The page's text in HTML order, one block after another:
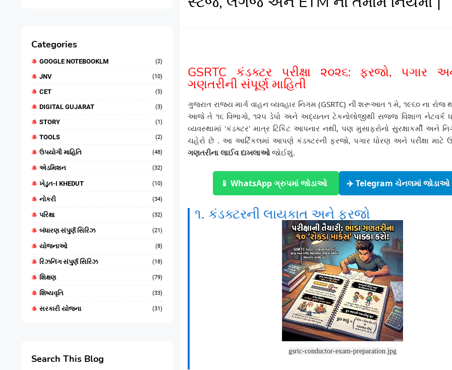
Categories
GOOGLE NOTEBOOKLM (2)
JNV (10)
CET (5)
DIGITAL GUJARAT (3)
STORY (1)
TOOLS (2)
ઉપયોગી માહિતિ (48)
એડમિશન (32)
ખેડુત-I KHEDUT (10)
નોકરી (34)
પરિક્ષા (32)
બંધારણ સંપુર્ણ સિરિઝ (21)
યોજનાઓ (8)
રિઝનિંગ સંપુર્ણ સિરિઝ (18)
શિક્ષણ (79)
શિષ્યવૃતિ (33)
સરકારી યોજના (31)
Search This Blog
GSRTC કંડક્ટર પરીક્ષા ૨૦૨૬: ફરજો, પગાર
ગણતરીની સંપૂર્ણ માહિતી
ગુજરાત રાજ્ય માર્ગ વાહન વ્યવહાર નિગમ (GSRTC) ની શરૂઆત ૧ મે, ૧૯૬૦ ના
આજે તે ૧૬ વિભાગો, ૧૨૫ ડેપો અને અદ્યતન ટેકનોલોજીથી સજ્જ વિશાળ નેટવર્ક
વ્યવસ્થામાં 'કંડક્ટર' માત્ર ટિકિટ આપનાર નથી, પણ મુસાફરોનો સુરક્ષાકર્મી અને
ચહેરો છે . આ આર્ટિકલમાં આપણે કંડક્ટરની ફરજો, પગાર ધોરણ અને પરીક્ષા માટે
ગણતરીના લાઈવ દાખલાઓ જોઈશું.
📱 WhatsApp ગ્રુપમાં જોડાઓ ✈️ Telegram ચેનલમાં જોડાઓ
૧. કંડક્ટરની લાયકાત અને ફરજો
gsrtc-conductor-exam-preparation.jpg